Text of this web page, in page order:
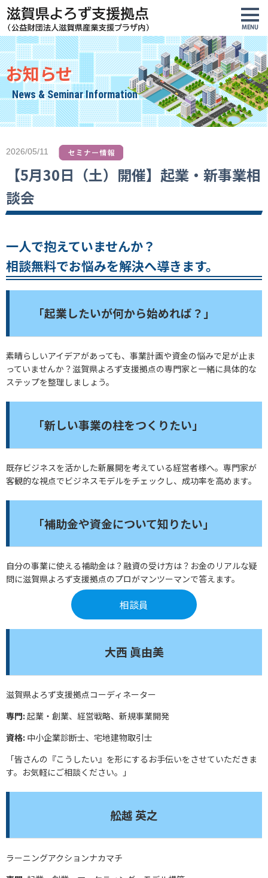
お知らせ
News & Seminar Information
2026/05/11
【5月30日（土）開催】起業・新事業相
談会
一人で抱えていませんか？
相談無料でお悩みを解決へ導きます。
「起業したいが何から始めれば？」
素晴らしいアイデアがあっても、事業計画や資金の悩みで足が止ま
っていませんか？滋賀県よろず支援拠点の専門家と一緒に具体的な
ステップを整理しましょう。
「新しい事業の柱をつくりたい」
既存ビジネスを活かした新展開を考えている経営者様へ。専門家が
客観的な視点でビジネスモデルをチェックし、成功率を高めます。
「補助金や資金について知りたい」
自分の事業に使える補助金は？融資の受け方は？お金のリアルな疑
問に滋賀県よろず支援拠点のプロがマンツーマンで答えます。
相談員
大西 眞由美
滋賀県よろず支援拠点コーディネーター
専門: 起業・創業、経営戦略、新規事業開発
資格: 中小企業診断士、宅地建物取引士
「皆さんの『こうしたい』を形にするお手伝いをさせていただきま
す。お気軽にご相談ください。」
舩越 英之
ラーニングアクションナカマチ